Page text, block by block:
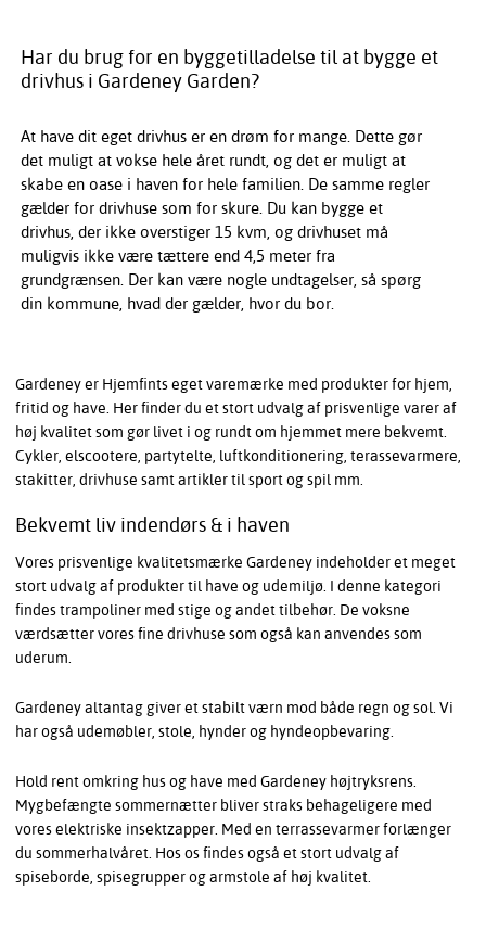
Har du brug for en byggetilladelse til at bygge et
drivhus i Gardeney Garden?
At have dit eget drivhus er en drøm for mange. Dette gør
det muligt at vokse hele året rundt, og det er muligt at
skabe en oase i haven for hele familien. De samme regler
gælder for drivhuse som for skure. Du kan bygge et
drivhus, der ikke overstiger 15 kvm, og drivhuset må
muligvis ikke være tættere end 4,5 meter fra
grundgrænsen. Der kan være nogle undtagelser, så spørg
din kommune, hvad der gælder, hvor du bor.
Gardeney er Hjemfints eget varemærke med produkter for hjem,
fritid og have. Her finder du et stort udvalg af prisvenlige varer af
høj kvalitet som gør livet i og rundt om hjemmet mere bekvemt.
Cykler, elscootere, partytelte, luftkonditionering, terassevarmere,
stakitter, drivhuse samt artikler til sport og spil mm.
Bekvemt liv indendørs & i haven
Vores prisvenlige kvalitetsmærke Gardeney indeholder et meget
stort udvalg af produkter til have og udemiljø. I denne kategori
findes trampoliner med stige og andet tilbehør. De voksne
værdsætter vores fine drivhuse som også kan anvendes som
uderum.
Gardeney altantag giver et stabilt værn mod både regn og sol. Vi
har også udemøbler, stole, hynder og hyndeopbevaring.
Hold rent omkring hus og have med Gardeney højtryksrens.
Mygbefængte sommernætter bliver straks behageligere med
vores elektriske insektzapper. Med en terrassevarmer forlænger
du sommerhalvåret. Hos os findes også et stort udvalg af
spiseborde, spisegrupper og armstole af høj kvalitet.